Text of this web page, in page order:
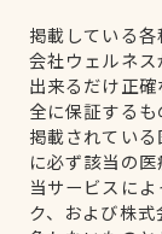
掲載している
会社ウェルネス
出来るだけ正
全に保証するも
掲載されてい
に必ず該当の医
当サービスに
ク、および株